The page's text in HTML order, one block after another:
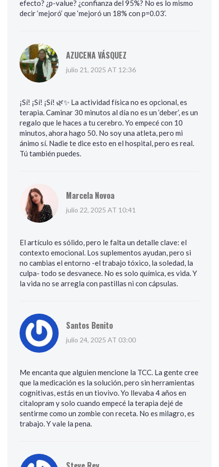
efecto? ¿p-value? ¿confianza del 95%? No es lo mismo
decir ‘mejoró’ que ‘mejoró un 18% con p=0.03’.
AZUCENA VÁSQUEZ
julio 21, 2025 AT 12:36
¡Sí! ¡Sí! ¡Sí! 🌿✨ La actividad física no es opcional, es
terapia. Caminar 30 minutos al día no es un ‘deber’, es un
regalo que le haces a tu cerebro. Yo empecé con 10
minutos, ahora hago 50. No soy una atleta, pero mi
ánimo sí. Nadie te dice esto en el hospital, pero es real.
Tú también puedes.
Marcela Novoa
julio 22, 2025 AT 10:41
El artículo es sólido, pero le falta un detalle clave: el
contexto emocional. Los suplementos ayudan, pero si
no cambias el entorno -el trabajo tóxico, la soledad, la
culpa- todo se desvanece. No es solo química, es vida. Y
la vida no se arregla con pastillas ni con cápsulas.
Santos Benito
julio 24, 2025 AT 03:00
Me encanta que alguien mencione la TCC. La gente cree
que la medicación es la solución, pero sin herramientas
cognitivas, estás en un tiovivo. Yo llevaba 4 años en
citalopram y solo cuando empecé la terapia dejé de
sentirme como un zombie con receta. No es milagro, es
trabajo. Y vale la pena.